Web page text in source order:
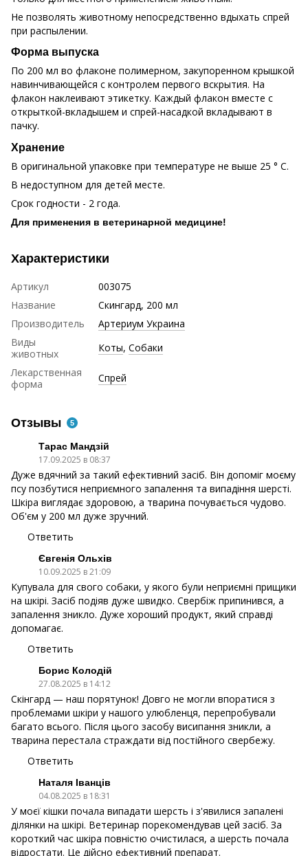
Не позволять животному непосредственно вдыхать спрей
при распылении.
Форма выпуска
По 200 мл во флаконе полимерном, закупоренном крышкой
навинчивающейся с контролем первого вскрытия. На
флакон наклеивают этикетку. Каждый флакон вместе с
открыткой-вкладышем и спрей-насадкой вкладывают в
пачку.
Хранение
В оригинальной упаковке при температуре не выше 25 ° С.
В недоступном для детей месте.
Срок годности - 2 года.
Для применения в ветеринарной медицине!
Характеристики
Артикул
003075
Название
Скингард, 200 мл
Производитель
Артериум Украина
Виды
животных
Коты, Собаки
Лекарственная
форма
Спрей
Отзывы 5
Тарас Мандзій
17.09.2025 в 08:37
Дуже вдячний за такий ефективний засіб. Він допоміг моєму
псу позбутися неприємного запалення та випадіння шерсті.
Шкіра виглядає здоровою, а тварина почувається чудово.
Об'єм у 200 мл дуже зручний.
Ответить
Євгенія Ольхів
10.09.2025 в 21:09
Купувала для свого собаки, у якого були неприємні прищики
на шкірі. Засіб подіяв дуже швидко. Свербіж припинився, а
запалення зникло. Дуже хороший продукт, який справді
допомагає.
Ответить
Борис Колодій
27.08.2025 в 14:12
Скінгард — наш порятунок! Довго не могли впоратися з
проблемами шкіри у нашого улюбленця, перепробували
багато всього. Після цього засобу висипання зникли, а
тварина перестала страждати від постійного свербежу.
Ответить
Наталя Іванців
04.08.2025 в 18:31
У моєї кішки почала випадати шерсть і з'явилися запалені
ділянки на шкірі. Ветеринар порекомендував цей засіб. За
короткий час шкіра повністю очистилася, а шерсть почала
відростати. Це дійсно ефективний препарат.